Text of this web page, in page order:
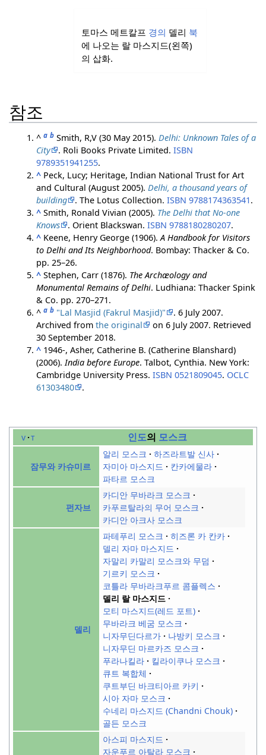
토마스 메트칼프 경의 델리 북
에 나오는 랄 마스지드(왼쪽)
의 삽화.
참조
^a b Smith, R,V (30 May 2015).Delhi: Unknown Tales of a
City
. Roli Books Private Limited.ISBN
9789351941255.
^ Peck, Lucy; Heritage, Indian National Trust for Art
and Cultural (August 2005).Delhi, a thousand years of
building
. The Lotus Collection.ISBN 9788174363541 .
^ Smith, Ronald Vivian (2005). The Delhi that No-one
Knows
. Orient Blackswan.ISBN 9788180280207.
^ Keene, Henry George (1906).A Handbook for Visitors
to Delhi and Its Neighborhood. Bombay: Thacker & Co.
pp. 25–26.
^ Stephen, Carr (1876). The Archæology and
Monumental Remains of Delhi. Ludhiana: Thacker Spink
& Co. pp. 270–271.
^a b "Lal Masjid (Fakrul Masjid)"
. 6 July 2007.
Archived fromthe original on 6 July 2007. Retrieved
30 September 2018.
^ 1946-, Asher, Catherine B. (Catherine Blanshard)
(2006).India before Europe. Talbot, Cynthia. New York:
Cambridge University Press.ISBN 0521809045. OCLC
61303480
.
v t 인도의 모스크
잠무와 카슈미르
알리 모스크
하즈라트발 신사
자미아 마스지드
칸카에물라
파타르 모스크
펀자브
카디안 무바라크 모스크
카푸르탈라의 무어 모스크
카디안 아크사 모스크
델리
파테푸리 모스크
히즈론 카 칸카
델리 자마 마스지드
자말리 카말리 모스크와 무덤
기르키 모스크
코틀라 무바라크푸르 콤플렉스
델리 랄 마스지드
모티 마스지드(레드 포트)
무바라크 베굼 모스크
니자무딘다르가
나방키 모스크
니자무딘 마르카즈 모스크
푸라나킬라
킬라이쿠나 모스크
큐트 복합체
쿠트부딘 바크티아르 카키
시아 자마 모스크
수네리 마스지드 (Chandni Chouk)
골든 모스크
아스피 마스지드
자운푸르 아탈라 모스크